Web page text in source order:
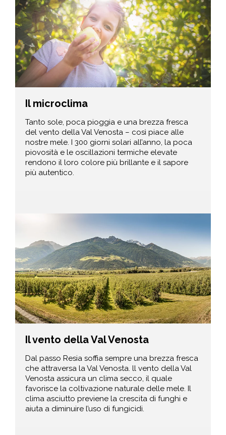
Il microclima
Tanto sole, poca pioggia e una brezza fresca
del vento della Val Venosta – così piace alle
nostre mele. I 300 giorni solari all’anno, la poca
piovosità e le oscillazioni termiche elevate
rendono il loro colore più brillante e il sapore
più autentico.
Il vento della Val Venosta
Dal passo Resia soffia sempre una brezza fresca
che attraversa la Val Venosta. ll vento della Val
Venosta assicura un clima secco, il quale
favorisce la coltivazione naturale delle mele. Il
clima asciutto previene la crescita di funghi e
aiuta a diminuire l’uso di fungicidi.